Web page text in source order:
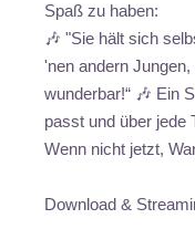
Spaß zu haben:
🎶 "Sie hält sich
'nen andern
wunderbar!“ 🎶 Ein
passt und über jede
Wenn nicht jetzt,
Download &